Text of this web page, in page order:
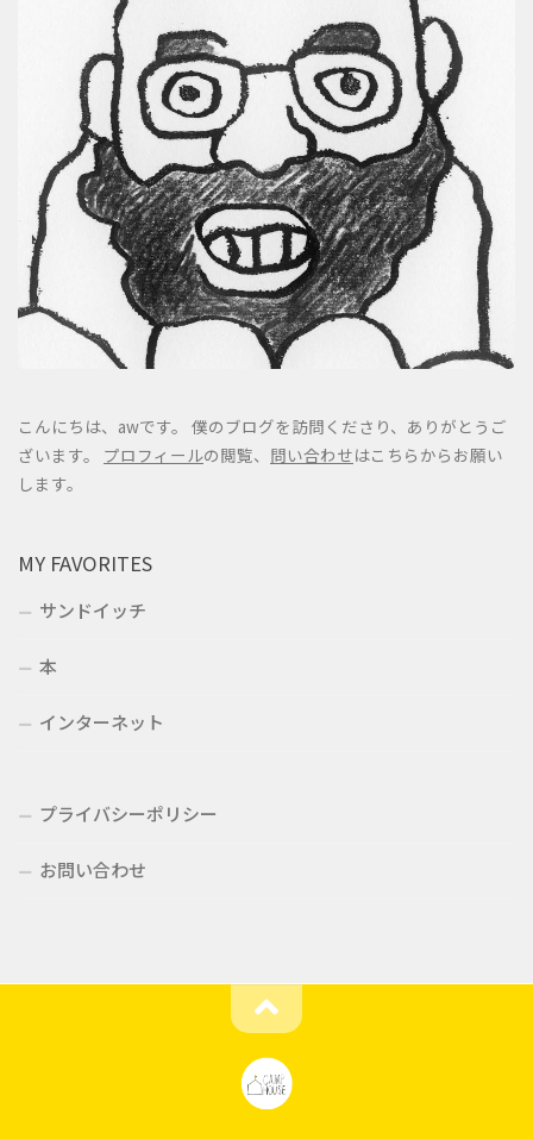
こんにちは、awです。 僕のブログを訪問くださり、ありがとうご
ざいます。 プロフィールの閲覧、 問い合わせはこちらからお願い
します。
MY FAVORITES
サンドイッチ
本
インターネット
プライバシーポリシー
お問い合わせ